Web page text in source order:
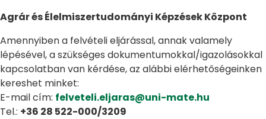
Agrár és Élelmiszertudományi Képzések Központ
Amennyiben a felvételi eljárással, annak valamely
lépésével, a szükséges dokumentumokkal/igazolásokkal
kapcsolatban van kérdése, az alábbi elérhetőségeinken
kereshet minket:
E-mail cím: felveteli.eljaras@uni-mate.hu
Tel.: +36 28 522-000/3209